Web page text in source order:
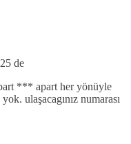
de
*** apart her yönüyle
ulaşacagınız numarası